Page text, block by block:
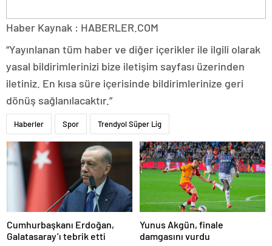
Haber Kaynak : HABERLER.COM
“Yayınlanan tüm haber ve diğer içerikler ile ilgili olarak
yasal bildirimlerinizi bize iletişim sayfası üzerinden
iletiniz. En kısa süre içerisinde bildirimlerinize geri
dönüş sağlanılacaktır.”
Haberler Spor Trendyol Süper Lig
Cumhurbaşkanı Erdoğan,
Galatasaray’ı tebrik etti
Yunus Akgün, finale
damgasını vurdu